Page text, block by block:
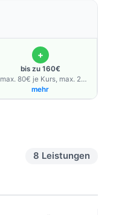
+
bis zu 160€
max. 80€ je Kurs, max. 2
Kurse/Jahr
mehr
8 Leistungen